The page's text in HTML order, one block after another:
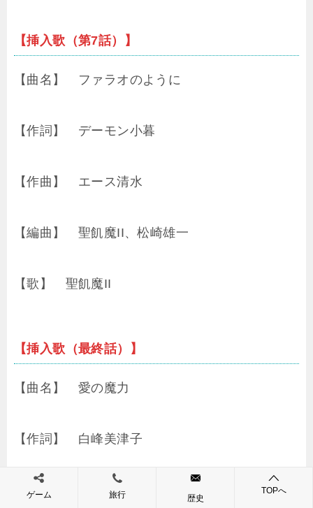
【挿入歌（第7話）】
【曲名】 ファラオのように
【作詞】 デーモン小暮
【作曲】 エース清水
【編曲】 聖飢魔II、松崎雄一
【歌】 聖飢魔II
【挿入歌（最終話）】
【曲名】 愛の魔力
【作詞】 白峰美津子
【作曲】 上田知華
ゲーム 旅行 歴史
TOPへ